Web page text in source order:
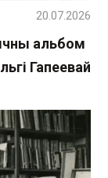
альбом
Гапеевай
20.07.2026